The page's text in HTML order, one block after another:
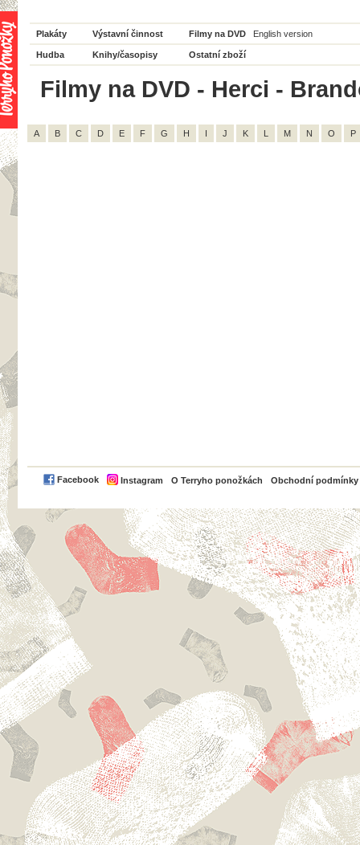
Plakáty Výstavní činnost Filmy na DVD English version
Hudba Knihy/časopisy Ostatní zboží
Filmy na DVD - Herci -
A B C D E F G H I J K L M N O P
Facebook Instagram O Terryho ponožkách Obchodní podmínky
PayPal